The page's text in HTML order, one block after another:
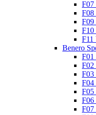
F07
F08
F09
F10
F11
Benero
F01
F02
F03
F04
F05
F06
F07